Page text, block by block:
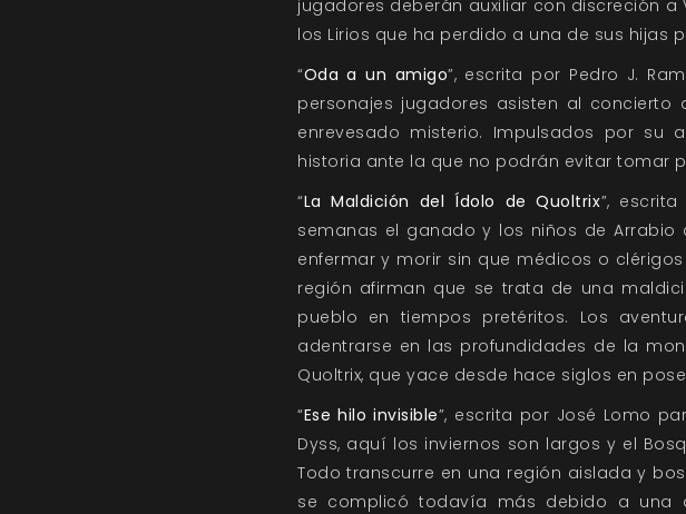
jugadores deberán auxiliar con discreción
los Lirios que ha perdido a una de sus hijas
“Oda a un amigo”, escrita por Pedro J.
personajes jugadores asisten al
enrevesado misterio. Impulsados por su
historia ante la que no podrán evitar tomar
“La Maldición del Ídolo de Quoltrix”,
semanas el ganado y los niños de
enfermar y morir sin que médicos o
región afirman que se trata de una
pueblo en tiempos pretéritos. Los
adentrarse en las profundidades de la
Quoltrix, que yace desde hace siglos en
“Ese hilo invisible”, escrita por José Lomo
Dyss, aquí los inviernos son largos y el
Todo transcurre en una región aislada y
se complicó todavía más debido a una